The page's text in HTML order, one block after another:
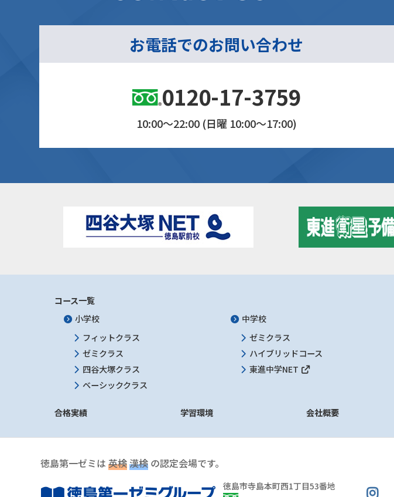
お電話でのお問い合わせ
0120-17-3759
10:00～22:00 (日曜 10:00～17:00)
コース一覧
小学校
フィットクラス
ゼミクラス
四谷大塚クラス
ベーシッククラス
中学校
ゼミクラス
ハイブリッドコース
東進中学NET
合格実績 学習環境 会社概要
徳島第一ゼミは英検漢検 の認定会場です。
徳島市寺島本町西1丁目53番地